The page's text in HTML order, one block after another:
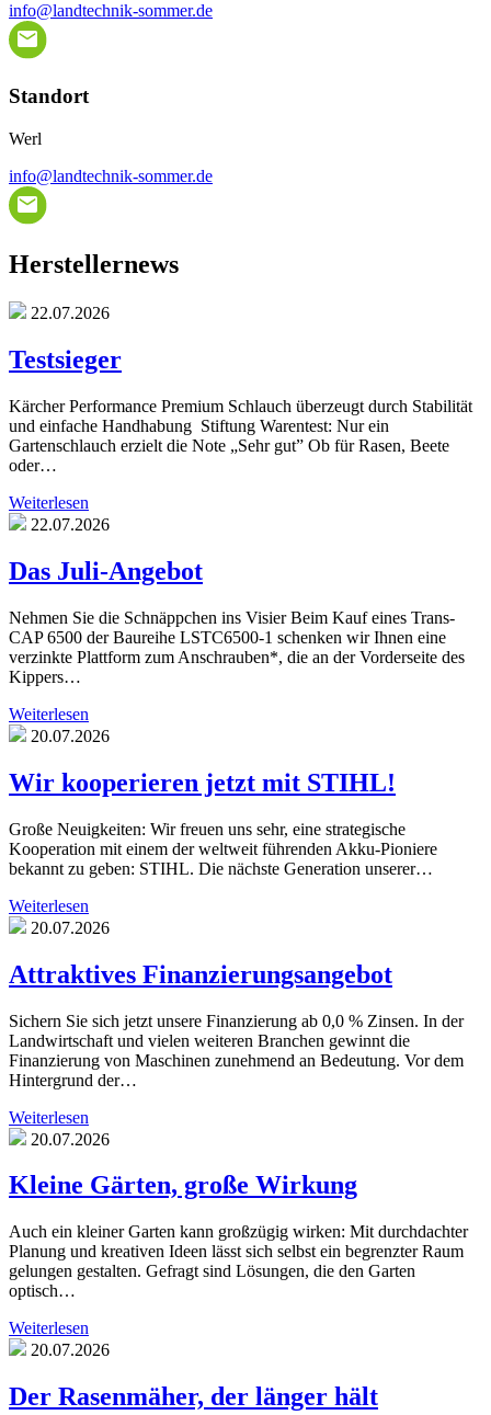
info@landtechnik-sommer.de
Standort
Werl
info@landtechnik-sommer.de
Herstellernews
22.07.2026
Testsieger
Kärcher Performance Premium Schlauch überzeugt durch Stabilität
und einfache Handhabung Stiftung Warentest: Nur ein
Gartenschlauch erzielt die Note „Sehr gut” Ob für Rasen, Beete
oder…
Weiterlesen
22.07.2026
Das Juli-Angebot
Nehmen Sie die Schnäppchen ins Visier Beim Kauf eines Trans-
CAP 6500 der Baureihe LSTC6500-1 schenken wir Ihnen eine
verzinkte Plattform zum Anschrauben*, die an der Vorderseite des
Kippers…
Weiterlesen
20.07.2026
Wir kooperieren jetzt mit STIHL!
Große Neuigkeiten: Wir freuen uns sehr, eine strategische
Kooperation mit einem der weltweit führenden Akku-Pioniere
bekannt zu geben: STIHL. Die nächste Generation unserer…
Weiterlesen
20.07.2026
Attraktives Finanzierungsangebot
Sichern Sie sich jetzt unsere Finanzierung ab 0,0 % Zinsen. In der
Landwirtschaft und vielen weiteren Branchen gewinnt die
Finanzierung von Maschinen zunehmend an Bedeutung. Vor dem
Hintergrund der…
Weiterlesen
20.07.2026
Kleine Gärten, große Wirkung
Auch ein kleiner Garten kann großzügig wirken: Mit durchdachter
Planung und kreativen Ideen lässt sich selbst ein begrenzter Raum
gelungen gestalten. Gefragt sind Lösungen, die den Garten
optisch…
Weiterlesen
20.07.2026
Der Rasenmäher, der länger hält